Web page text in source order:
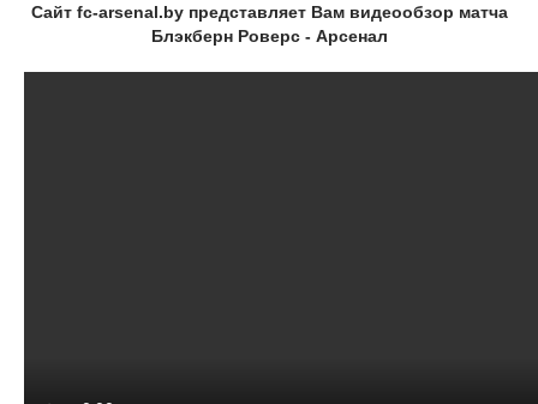
Сайт fc-arsenal.by представляет Вам видеообзор матча
Блэкберн Роверс - Арсенал